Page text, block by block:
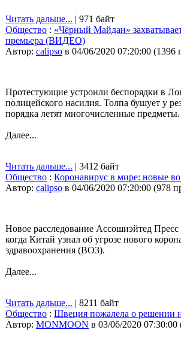
Читать дальше... | 971 байт
Общество : «Чёрный Майдан»
премьера (ВИДЕО)
Автор: calipso в 04/06/2020 07:20:00 (1396
Протестующие устроили беспорядки в
полицейского насилия. Толпа бушует у
порядка летят многочисленные предметы.
Далее...
Читать дальше... | 3412 байт
Общество : Коронавирус в мире: новые
Автор: calipso в 04/06/2020 07:20:00 (978
Новое расследование Ассошиэйтед
когда Китай узнал об угрозе нового
здравоохранения (ВОЗ).
Далее...
Читать дальше... | 8211 байт
Общество : Швеция пожалела о решении
Автор: MONMOON в 03/06/2020 07:30:00